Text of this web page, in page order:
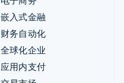
嵌入式金融
财务自动化
全球化企业
应用内支付